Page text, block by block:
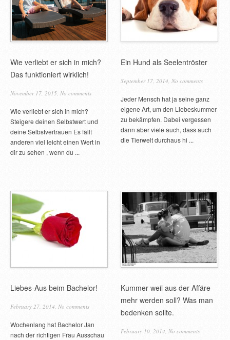
Was
von einem
Die Beziehungen
Manchmal scheint
einfach sein,
Featured
wieder zwei
Vorsätze stand bei
sicherlich auch
2011
Wie verliebt er sich in mich?
Das funktioniert wirklich!
November 17, 2015, No comments
Wie verliebt er sich in mich?
Steigere deinen Selbstwert und
deine Selbstvertrauen Es fällt
anderen viel leicht einen Wert in
dir zu sehen , wenn du ...
Ein Hund als Seelentröster
September 17, 2014, No comments
Jeder Mensch hat ja seine ganz
eigene Art, um den Liebeskummer
zu bekämpfen. Dabei vergessen
dann aber viele auch, dass auch
die Tierwelt durchaus hi ...
Liebes-Aus beim Bachelor!
February 27, 2014, No comments
Wochenlang hat Bachelor Jan
nach der richtigen Frau Ausschau
Kummer weil aus der Affäre
mehr werden soll? Was man
bedenken sollte.
February 10, 2014, No comments